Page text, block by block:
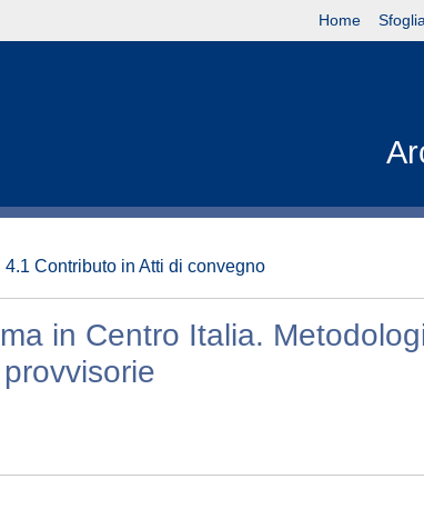
Home Sfoglia
4.1 Contributo in Atti di convegno
in Centro Italia.